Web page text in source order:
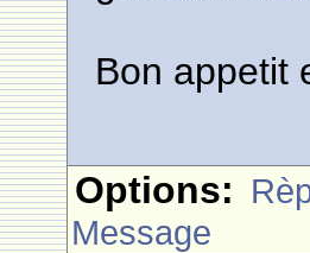
Bon appetit
Options:
Message